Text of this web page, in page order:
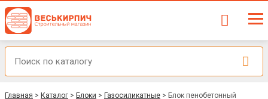
Главная > Каталог > Блоки > Газосиликатные > Блок пенобетонный